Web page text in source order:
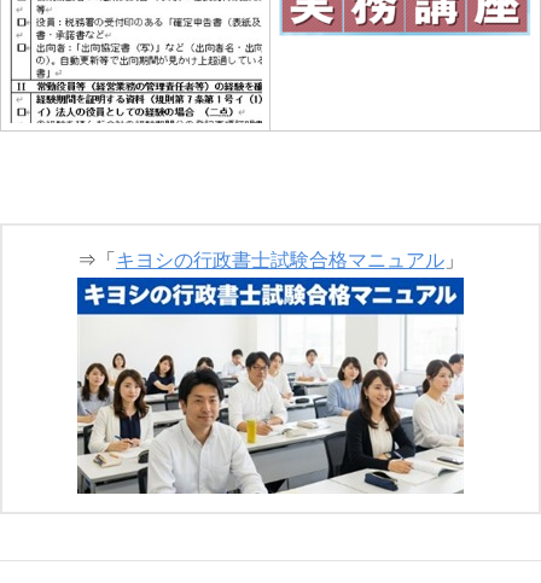
⇒「 キヨシの行政書士試験合格マニュアル 」